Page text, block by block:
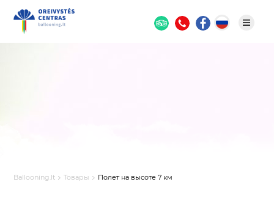
Ballooning.lt Товары Полет на высоте 7 км